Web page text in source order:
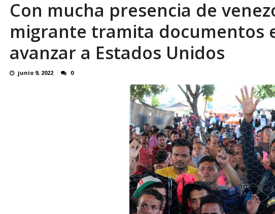
¿QUE PROTEGES TU? Por: Miguel Ángel León R
Con mucha presencia de
migrante tramita documentos
avanzar a Estados Unidos
junio 9, 2022 0